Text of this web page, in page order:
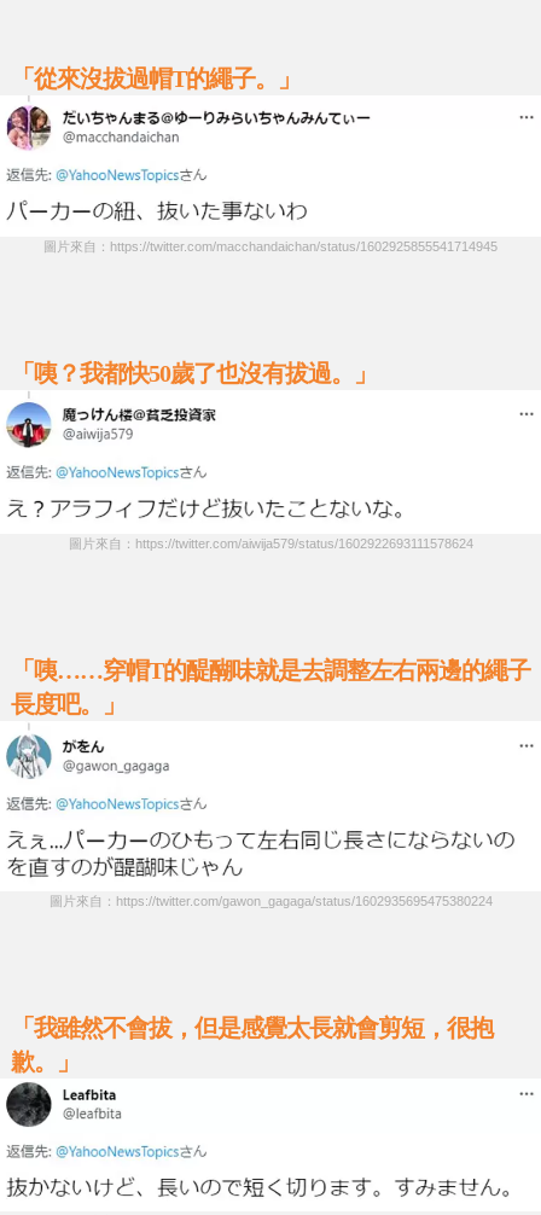
「從來沒拔過帽T的繩子。」
圖片來自：https://twitter.com/macchandaichan/status/1602925855541714945
「咦？我都快50歲了也沒有拔過。」
圖片來自：https://twitter.com/aiwija579/status/1602922693111578624
「咦……穿帽T的醍醐味就是去調整左右兩邊的繩子
長度吧。」
圖片來自：https://twitter.com/gawon_gagaga/status/1602935695475380224
「我雖然不會拔，但是感覺太長就會剪短，很抱
歉。」